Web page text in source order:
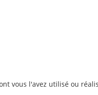
vous l'avez utilisé ou